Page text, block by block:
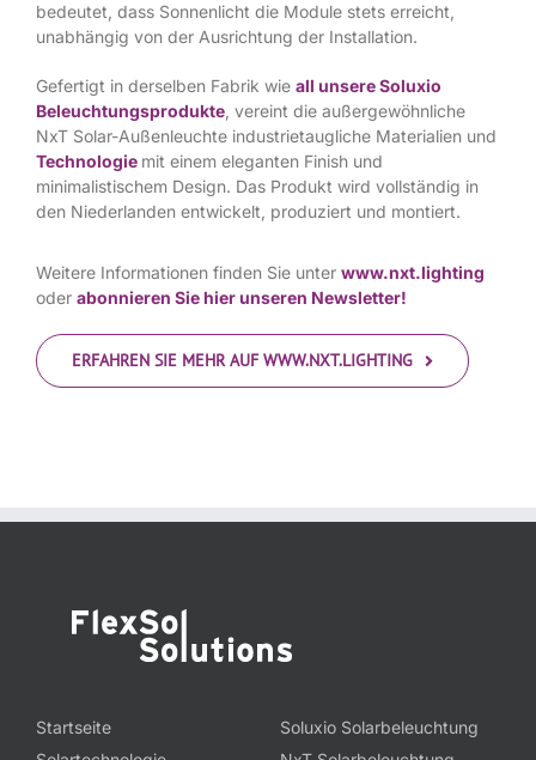
bedeutet, dass Sonnenlicht die Module stets erreicht,
unabhängig von der Ausrichtung der Installation.
Gefertigt in derselben Fabrik wie all unsere Soluxio
Beleuchtungsprodukte, vereint die außergewöhnliche
NxT Solar-Außenleuchte industrietaugliche Materialien und
Technologie mit einem eleganten Finish und
minimalistischem Design. Das Produkt wird vollständig in
den Niederlanden entwickelt, produziert und montiert.
Weitere Informationen finden Sie unter www.nxt.lighting
oder abonnieren Sie hier unseren Newsletter!
ERFAHREN SIE MEHR AUF WWW.NXT.LIGHTING
Startseite
Soluxio Solarbeleuchtung